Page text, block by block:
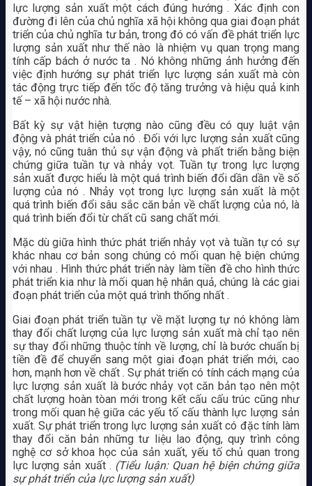
lực lượng sản xuất một cách đúng hướng . Xác định con
đường đi lên của chủ nghĩa xã hội không qua giai đoạn phát
triển của chủ nghĩa tư bản, trong đó có vấn đề phát triển lực
lượng sản xuất như thế nào là nhiệm vụ quan trọng mang
tính cấp bách ở nước ta . Nó không những ảnh hưởng đến
việc định hướng sự phát triển lực lượng sản xuất mà còn
tác động trực tiếp đến tốc độ tăng trưởng và hiệu quả kinh
tế – xã hội nước nhà.
Bất kỳ sự vật hiện tượng nào cũng đều có quy luật vận
động và phát triển của nó . Đối với lực lượng sản xuất cũng
vậy, nó cũng tuân thủ sự vận động và phất triển bằng biện
chứng giữa tuần tự và nhảy vọt. Tuần tự trong lực lượng
sản xuất được hiểu là một quá trình biến đổi dần dần về số
lượng của nó . Nhảy vọt trong lực lượng sản xuất là một
quá trình biến đổi sâu sắc căn bản về chất lượng của nó, là
quá trình biến đổi từ chất cũ sang chất mới.
Mặc dù giữa hình thức phát triển nhảy vọt và tuần tự có sự
khác nhau cơ bản song chúng có mối quan hệ biện chứng
với nhau . Hình thức phát triển này làm tiền đề cho hình thức
phát triển kia như là mối quan hệ nhân quả, chúng là các giai
đoạn phát triển của một quá trình thống nhất .
Giai đoạn phát triển tuần tự về mặt lượng tự nó không làm
thay đổi chất lượng của lực lượng sản xuất mà chỉ tạo nên
sự thay đổi những thuộc tính về lượng, chỉ là bước chuẩn bị
tiền đề để chuyển sang một giai đoạn phát triển mới, cao
hơn, mạnh hơn về chất . Sự phát triển có tính cách mạng của
lực lượng sản xuất là bước nhảy vọt căn bản tạo nên một
chất lượng hoàn tòan mới trong kết cấu cấu trúc cũng như
trong mối quan hệ giữa các yếu tố cấu thành lực lượng sản
xuất. Sự phát triển trong lực lượng sản xuất có đặc tính làm
thay đổi căn bản những tư liệu lao động, quy trình công
nghệ cơ sở khoa học của sản xuất, yếu tố chủ quan trong
lực lượng sản xuất . (Tiểu luận: Quan hệ biện chứng giữa
sự phát triển của lực lượng sản xuất)